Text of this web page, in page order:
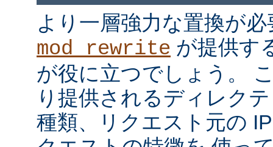
より一層強力な置換が
mod_rewrite が提供す
が役に立つでしょう。
り提供されるディレク
種類、リクエスト元の